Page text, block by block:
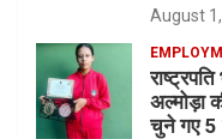
August
अल्मोड़ा
चुने गए 5